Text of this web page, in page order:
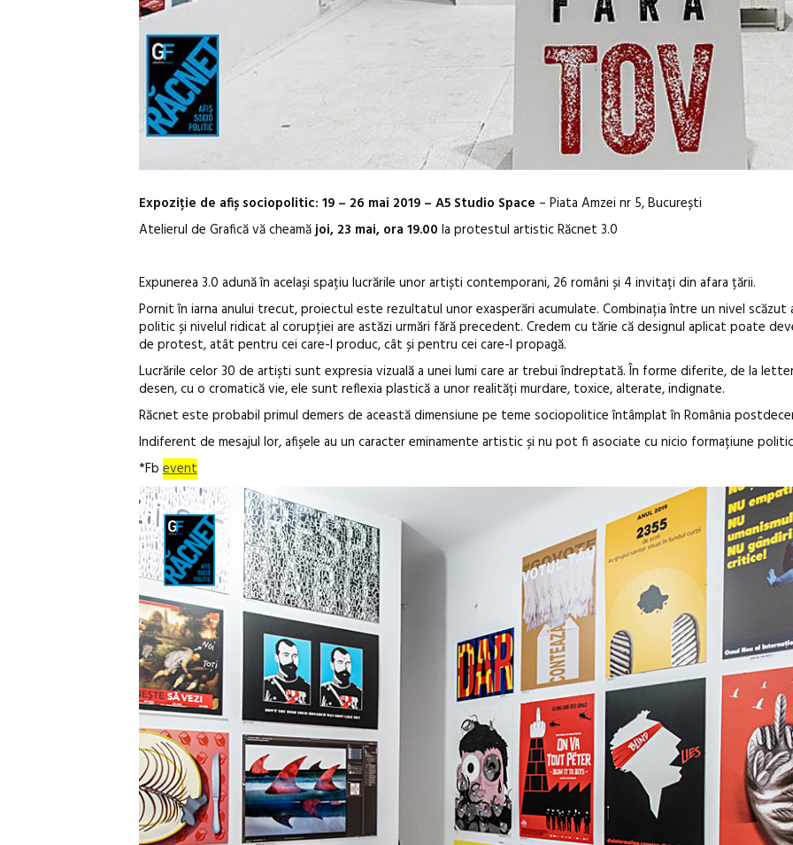
Expoziție de afiș sociopolitic: 19 – 26 mai 2019 – A5 Studio Space – Piata Amzei nr 5, București
Atelierul de Grafică vă cheamăjoi, 23 mai, ora 19.00 la protestul artistic Răcnet 3.0
Expunerea 3.0 adună în același spațiu lucrările unor artiști contemporani, 26 români și 4 invitați din afara țării.
Pornit în iarna anului trecut, proiectul este rezultatul unor exasperări acumulate. Combinația între un nivel scăzut
politic și nivelul ridicat al corupției are astăzi urmări fără precedent. Credem cu tărie că designul aplicat poate
de protest, atât pentru cei care-l produc, cât și pentru cei care-l propagă.
Lucrările celor 30 de artiști sunt expresia vizuală a unei lumi care ar trebui îndreptată. În forme diferite, de la
desen, cu o cromatică vie, ele sunt reflexia plastică a unor realități murdare, toxice, alterate, indignate.
Răcnet este probabil primul demers de această dimensiune pe teme sociopolitice întâmplat în România
Indiferent de mesajul lor, afișele au un caracter eminamente artistic și nu pot fi asociate cu nicio formațiune
*Fb event
Anuala de
Gramatica